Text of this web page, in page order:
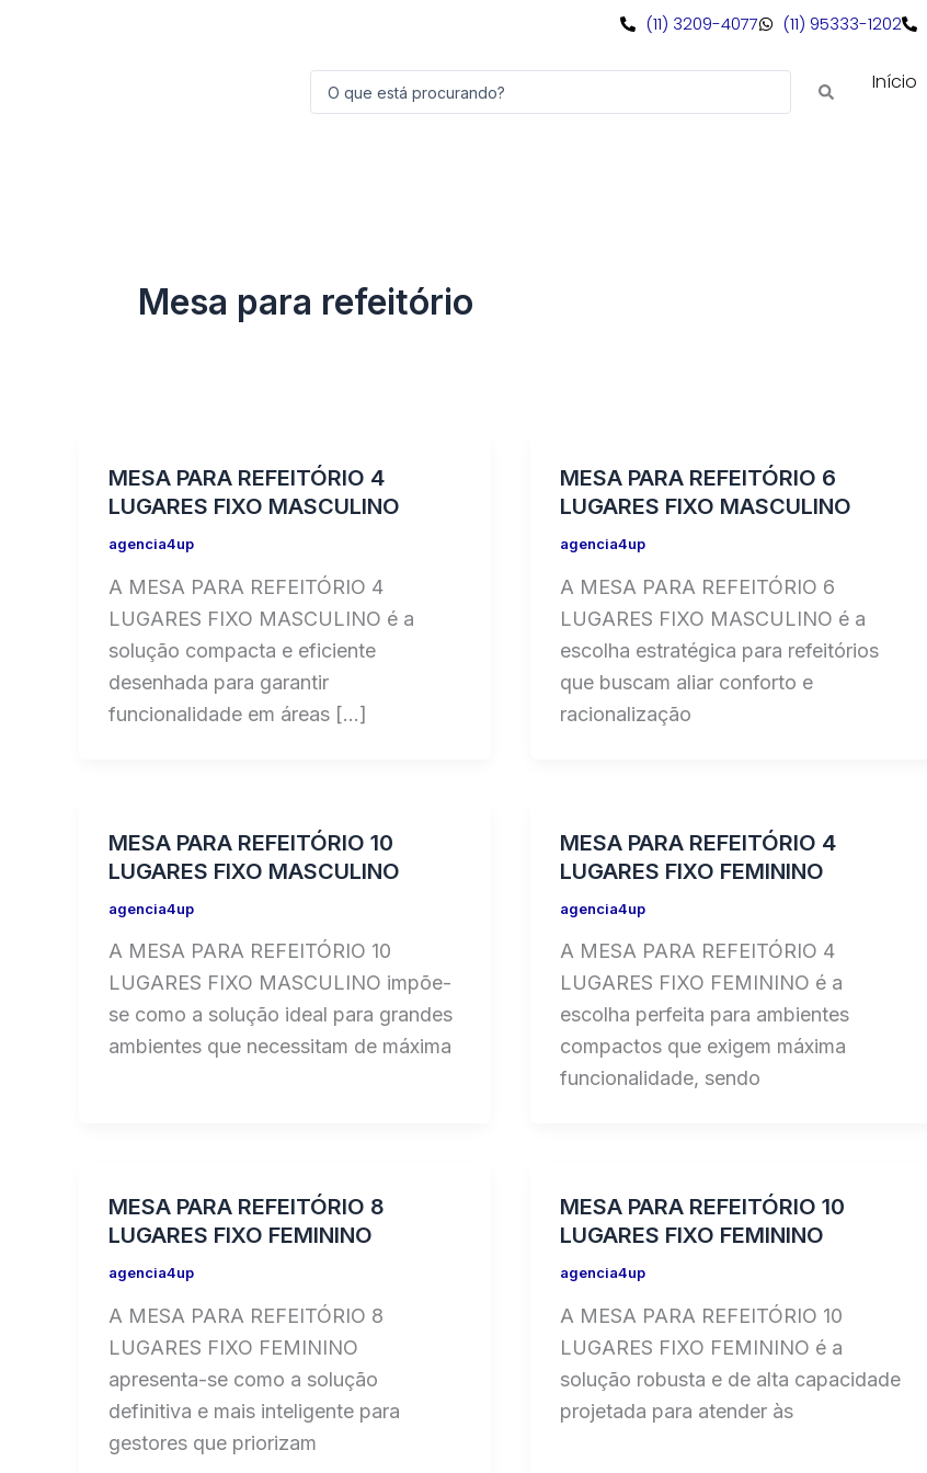
(11) 3209-4077 (11) 95333-1202
Início
Mesa para refeitório
MESA PARA REFEITÓRIO 4
LUGARES FIXO MASCULINO
agencia4up
A MESA PARA REFEITÓRIO 4
LUGARES FIXO MASCULINO é a
solução compacta e eficiente
desenhada para garantir
funcionalidade em áreas […]
MESA PARA REFEITÓRIO 6
LUGARES FIXO MASCULINO
agencia4up
A MESA PARA REFEITÓRIO 6
LUGARES FIXO MASCULINO é a
escolha estratégica para refeitórios
que buscam aliar conforto e
racionalização
MESA PARA REFEITÓRIO 10
LUGARES FIXO MASCULINO
agencia4up
A MESA PARA REFEITÓRIO 10
LUGARES FIXO MASCULINO impõe-
se como a solução ideal para grandes
ambientes que necessitam de máxima
MESA PARA REFEITÓRIO 4
LUGARES FIXO FEMININO
agencia4up
A MESA PARA REFEITÓRIO 4
LUGARES FIXO FEMININO é a
escolha perfeita para ambientes
compactos que exigem máxima
funcionalidade, sendo
MESA PARA REFEITÓRIO 8
LUGARES FIXO FEMININO
agencia4up
A MESA PARA REFEITÓRIO 8
LUGARES FIXO FEMININO
apresenta-se como a solução
definitiva e mais inteligente para
gestores que priorizam
MESA PARA REFEITÓRIO 10
LUGARES FIXO FEMININO
agencia4up
A MESA PARA REFEITÓRIO 10
LUGARES FIXO FEMININO é a
solução robusta e de alta capacidade
projetada para atender às